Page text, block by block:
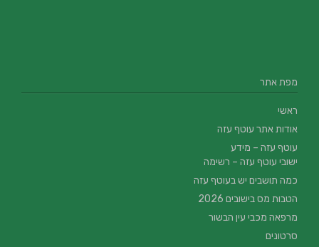
מפת אתר
ראשי
אודות אתר עוטף עזה
עוטף עזה – מידע
ישובי עוטף עזה – רשימה
כמה תושבים יש בעוטף עזה
הטבות מס בישובים 2026
מרפאה מכבי עין הבשור
סרטונים